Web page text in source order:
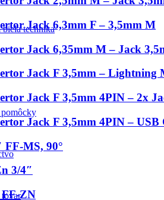
biela technika
tovar
Jack 6,3mm F – 3,5mm M
Jack 6,35mm M – Jack
Jack F 3,5mm – Lightning
Jack F 3,5mm 4PIN – 2x
Jack F 3,5mm 4PIN –
FF-MS, 90°
3/4″
ZN